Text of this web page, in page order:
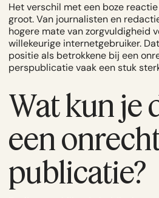
Het verschil met een boze
groot. Van journalisten en
hogere mate van zorgvuldigheid
willekeurige internetgebruiker.
positie als betrokkene bij een
perspublicatie vaak een stuk
Wat kun je
een
publicatie?